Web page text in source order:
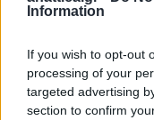
Information
If you wish to opt-out
processing of your
targeted advertising
section to confirm
Τα Χριστούγεννα
που είναι μόνοι.
Στον Δήμο